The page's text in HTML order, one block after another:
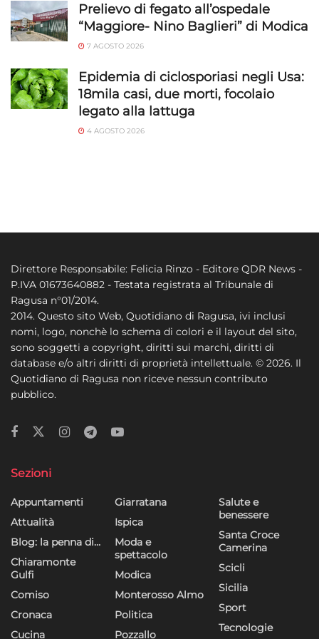
Prelievo di fegato all’ospedale
“Maggiore- Nino Baglieri” di Modica
7 AGOSTO 2026
Epidemia di ciclosporiasi negli Usa:
18mila casi, due morti, focolaio
legato alla lattuga
4 AGOSTO 2026
Direttore Responsabile: Felicia Rinzo - Editore QDR News -
P.IVA 01673640882 - Testata registrata al Tribunale di
Ragusa n°01/2014.
2014. Questo sito Web, Quotidiano di Ragusa, ivi inclusi
nomi, logo, nonchè lo schema di colori e il layout del sito,
sono soggetti a copyright, diritti sui marchi, diritti di
database e/o altri diritti di proprietà intellettuale. © 2026. Il
Quotidiano di Ragusa non riceve nessun contributo
pubblico.
Sezioni
Appuntamenti
Attualità
Blog: la penna di…
Chiaramonte
Gulfi
Comiso
Cronaca
Cucina
Giarratana
Ispica
Moda e
spettacolo
Modica
Monterosso Almo
Politica
Pozzallo
Salute e
benessere
Santa Croce
Camerina
Scicli
Sicilia
Sport
Tecnologie